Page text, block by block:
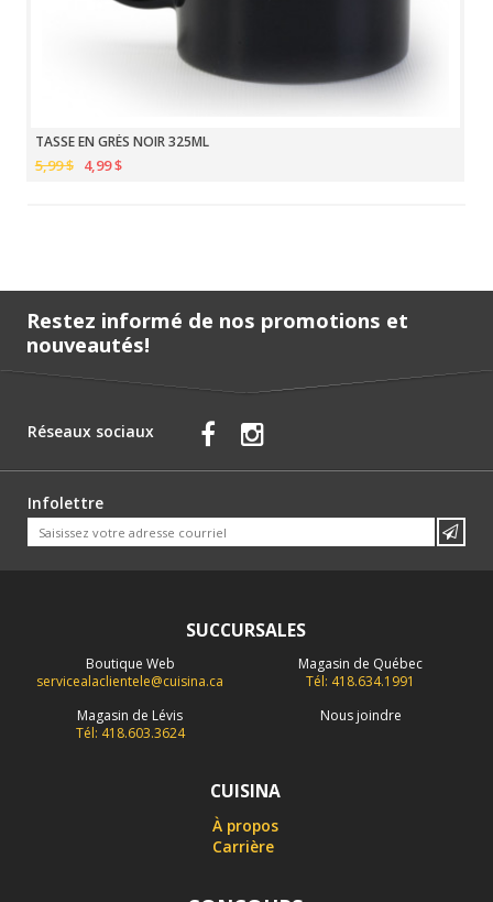
TASSE EN GRÈS NOIR 325ML
5,99 $ 4,99 $
Restez informé de nos promotions et
nouveautés!
Réseaux sociaux
Infolettre
SUCCURSALES
Boutique Web
servicealaclientele@cuisina.ca
Magasin de Québec
Tél: 418.634.1991
Magasin de Lévis
Tél: 418.603.3624
Nous joindre
CUISINA
À propos
Carrière